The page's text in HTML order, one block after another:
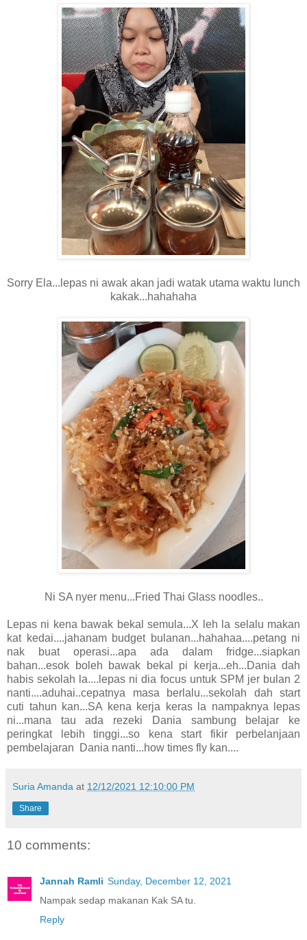
Sorry Ela...lepas ni awak akan jadi watak utama waktu lunch
kakak...hahahaha
Ni SA nyer menu...Fried Thai Glass noodles..
Lepas ni kena bawak bekal semula...X leh la selalu makan
kat kedai....jahanam budget bulanan...hahahaa....petang ni
nak buat operasi...apa ada dalam fridge...siapkan
bahan...esok boleh bawak bekal pi kerja...eh...Dania dah
habis sekolah la....lepas ni dia focus untuk SPM jer bulan 2
nanti....aduhai..cepatnya masa berlalu...sekolah dah start
cuti tahun kan...SA kena kerja keras la nampaknya lepas
ni...mana tau ada rezeki Dania sambung belajar ke
peringkat lebih tinggi...so kena start fikir perbelanjaan
pembelajaran Dania nanti...how times fly kan....
Suria Amanda at 12/12/2021 12:10:00 PM
Share
10 comments:
Jannah Ramli Sunday, December 12, 2021
Nampak sedap makanan Kak SA tu.
Reply